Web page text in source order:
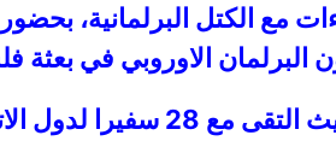
الكتل البرلمانية،
البرلمان الاوروبي في بعثة
وتابع المالكي لقاءاته في